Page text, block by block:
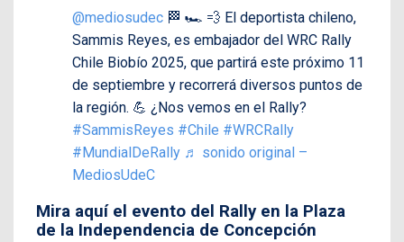
@mediosudec 🏁 🏎️ 💨 El deportista chileno,
Sammis Reyes, es embajador del WRC Rally
Chile Biobío 2025, que partirá este próximo 11
de septiembre y recorrerá diversos puntos de
la región. 💪 ¿Nos vemos en el Rally?
#SammisReyes #Chile #WRCRally
#MundialDeRally ♬ sonido original –
MediosUdeC
Mira aquí el evento del Rally en la Plaza
de la Independencia de Concepción